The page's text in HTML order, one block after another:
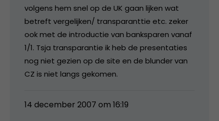
volgens hem snel op de UK gaan lijken wat
betreft vergelijken/ transparanttie etc. zeker
ook met de introductie van banksparen vanaf
1/1. Tsja transparantie ik heb de presentaties
nog niet gezien op de site en de blunder van
CZ is niet langs gekomen.
14 december 2007 om 16:19